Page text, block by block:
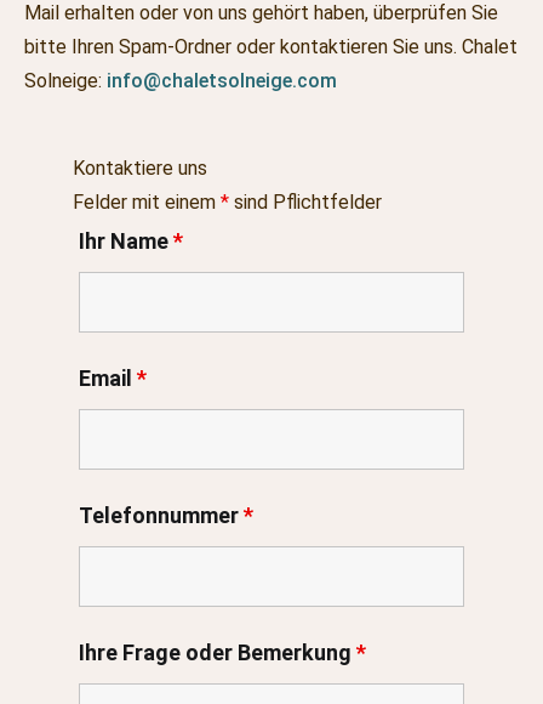
Mail erhalten oder von uns gehört haben, überprüfen Sie
bitte Ihren Spam-Ordner oder kontaktieren Sie uns. Chalet
Solneige: info@chaletsolneige.com
Kontaktiere uns
Felder mit einem* sind Pflichtfelder
Ihr Name*
Email*
Telefonnummer*
Ihre Frage oder Bemerkung*